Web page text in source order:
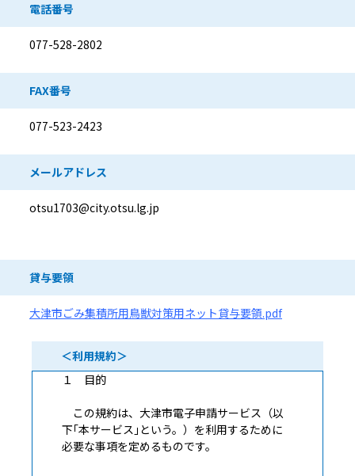
電話番号
077-528-2802
FAX番号
077-523-2423
メールアドレス
otsu1703@city.otsu.lg.jp
貸与要領
大津市ごみ集積所用鳥獣対策用ネット貸与要領.pdf
＜利用規約＞
１ 目的
この規約は、大津市電子申請サービス（以
下｢本サービス｣という。）を利用するために
必要な事項を定めるものです。